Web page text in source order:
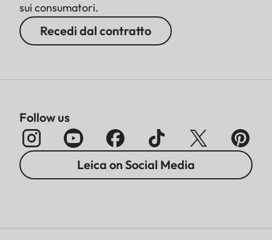
sui consumatori.
Recedi dal contratto
Follow us
Leica on Social Media